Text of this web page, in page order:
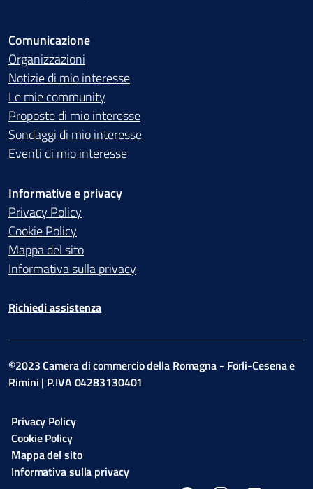
Comunicazione
Organizzazioni
Notizie di mio interesse
Le mie community
Proposte di mio interesse
Sondaggi di mio interesse
Eventi di mio interesse
Informative e privacy
Privacy Policy
Cookie Policy
Mappa del sito
Informativa sulla privacy
Richiedi assistenza
©2023 Camera di commercio della Romagna - Forli-Cesena e
Rimini | P.IVA 04283130401
Privacy Policy
Cookie Policy
Mappa del sito
Informativa sulla privacy